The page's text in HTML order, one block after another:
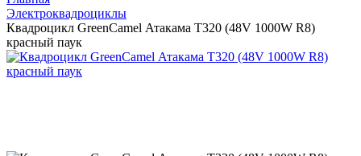
Электроквадроциклы
Квадроцикл GreenCamel Атакама T320 (48V 1000W R8)
красный паук